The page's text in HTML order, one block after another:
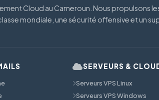
Cloud au Cameroun. Nous propulsons
mondiale, une sécurité offensive et un
SERVEURS &
Serveurs VPS Linux
Serveurs VPS Windows